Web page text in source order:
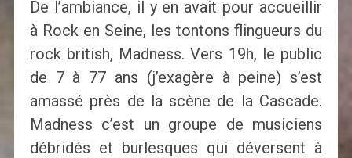
De l’ambiance, il y en avait pour accueillir
à Rock en Seine, les tontons flingueurs du
rock british, Madness. Vers 19h, le public
de 7 à 77 ans (j’exagère à peine) s’est
amassé près de la scène de la Cascade.
Madness c’est un groupe de musiciens
débridés et burlesques qui déversent à